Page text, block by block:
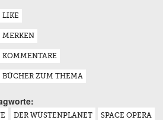
LIKE
MERKEN
KOMMENTARE
BÜCHER ZUM THEMA
DER WÜSTENPLANET SPACE OPERA